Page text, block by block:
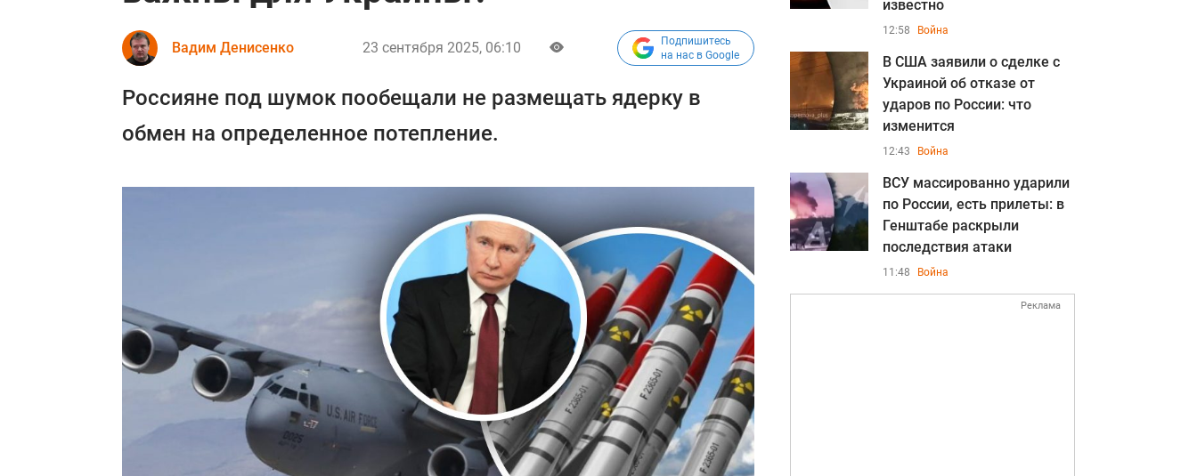
Вадим Денисенко 23 сентября 2025, 06:10
Подпишитесь
на нас в Google
Россияне под шумок пообещали не размещать ядерку в
обмен на определенное потепление.
известно
12:58 Война
В США заявили о сделке с
Украиной об отказе от
ударов по России: что
изменится
12:43 Война
ВСУ массированно ударили
по России, есть прилеты: в
Генштабе раскрыли
последствия атаки
11:48 Война
Реклама